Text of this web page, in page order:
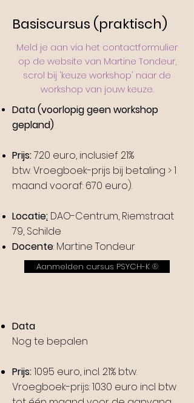
Basiscursus (praktisch)
Meld je aan via het contactformulier
op de website van Martine Tondeur,
scrol bij 'keuze workshop' naar de
workshop van jouw keuze.
Data(voorlopig geen workshop
gepland)
Prijs:720 euro, inclusief 21%
btw.Vroegboek-prijs bij betaling > 1
maand vooraf: 670 euro).
Locatie: DAO-Centrum, Riemstraat
79, Schilde
Docente: Martine Tondeur
Aanmelden cursus PSYCH-K ®
Data
Nog te bepalen
Prijs:1095 euro, incl. 21% btw.
Vroegboek-prijs: 1030 euro incl btw